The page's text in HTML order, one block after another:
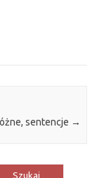
sentencje →